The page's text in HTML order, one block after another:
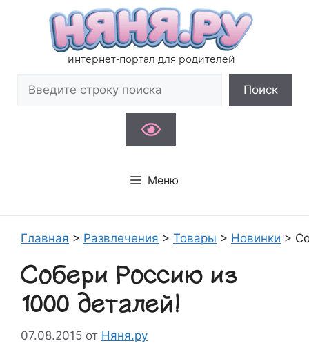
содержимому
интернет-портал для родителей
Поиск
Меню
Главная > Развлечения > Товары > Новинки >
Собери Россию из
1000 деталей!
07.08.2015 от Няня.ру